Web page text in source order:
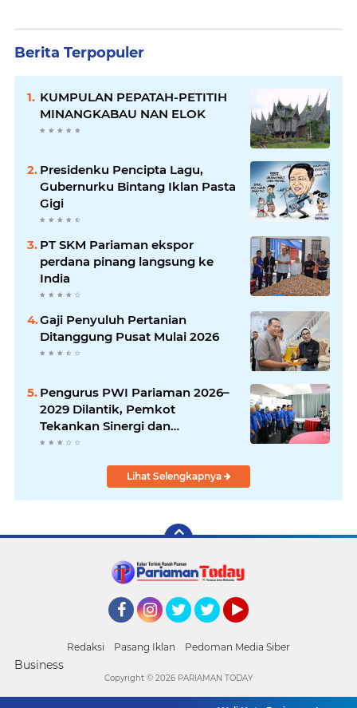
Berita Terpopuler
KUMPULAN PEPATAH-PETITIH
MINANGKABAU NAN ELOK
Presidenku Pencipta Lagu,
Gubernurku Bintang Iklan Pasta
Gigi
PT SKM Pariaman ekspor
perdana pinang langsung ke
India
Gaji Penyuluh Pertanian
Ditanggung Pusat Mulai 2026
Pengurus PWI Pariaman 2026–
2029 Dilantik, Pemkot
Tekankan Sinergi dan
Profesionalisme Pers
Lihat Selengkapnya
Redaksi Pasang Iklan Pedoman Media Siber
Business
Copyright © 2026 PARIAMAN TODAY